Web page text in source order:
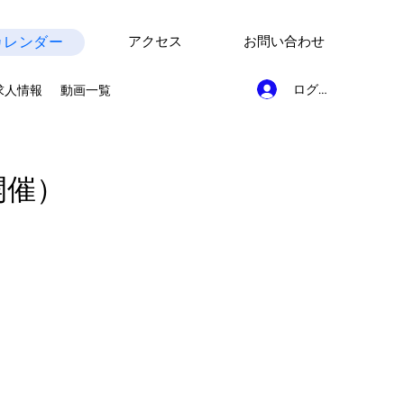
ンダー アクセス お問い合わせ
人情報 動画一覧 ログイン
）